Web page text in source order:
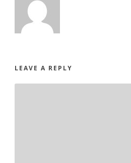
LEAVE A REPLY